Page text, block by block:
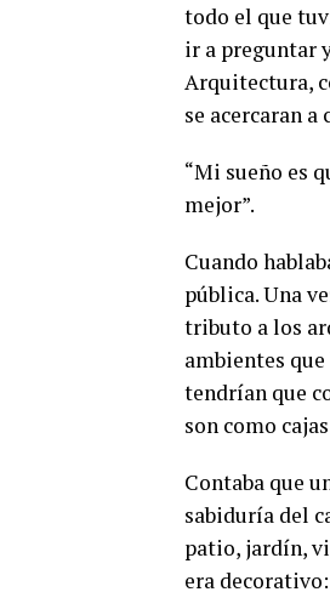
todo el que
ir a preguntar
Arquitectura,
se acercaran
“Mi sueño es
mejor”.
Cuando
pública. Una
tributo a los
ambientes
tendrían que
son como
Contaba que
sabiduría del
patio, jardín,
era